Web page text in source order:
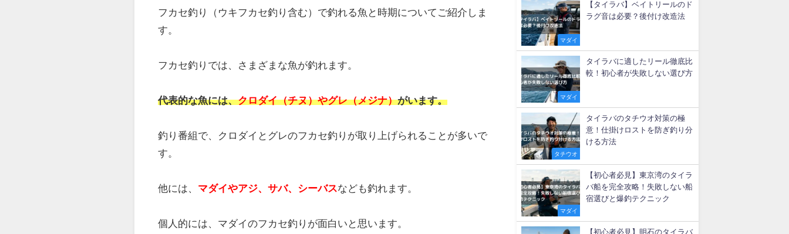
フカセ釣り（ウキフカセ釣り含む）で釣れる魚と時期についてご紹介しま
す。
フカセ釣りでは、さまざまな魚が釣れます。
代表的な魚には、クロダイ（チヌ）やグレ（メジナ）がいます。
釣り番組で、クロダイとグレのフカセ釣りが取り上げられることが多いで
す。
他には、 マダイやアジ、サバ、シーバスなども釣れます。
個人的には、マダイのフカセ釣りが面白いと思います。
マダイ
【タイラバ】ベイトリールのド
ラグ音は必要？後付け改造法
マダイ
タイラバに適したリール徹底比
較！初心者が失敗しない選び方
タチウオ
タイラバのタチウオ対策の極
意！仕掛けロストを防ぎ釣り分
ける方法
マダイ
【初心者必見】東京湾のタイラ
バ船を完全攻略！失敗しない船
宿選びと爆釣テクニック
【初心者必見】明石のタイラバ